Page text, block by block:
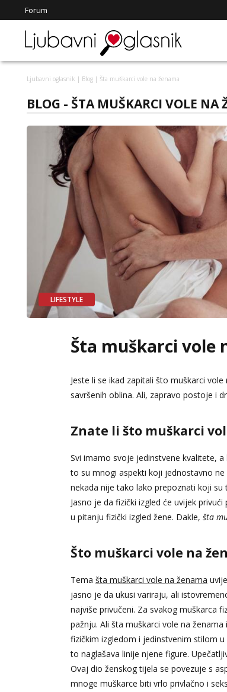
Forum
Ljubavni oglasnik | Blog | Šta muškarci vole na ženama
BLOG - ŠTA MUŠKARCI VOLE NA
LIFESTYLE
Šta muškarci vole
Jeste li se ikad zapitali što muškarci
savršenih oblina. Ali, zapravo postoje i
Znate li što muškarci
Svi imamo svoje jedinstvene kvalitete,
to su mnogi aspekti koji jednostavno
nekada nije tako lako prepoznati koji
Jasno je da fizički izgled će uvijek
u pitanju fizički izgled žene. Dakle, šta
Što muškarci vole na
Tema šta muškarci vole na ženama
jasno je da ukusi variraju, ali
najviše privučeni. Za svakog muškarca
pažnju. Ali šta muškarci vole na
fizičkim izgledom i jedinstvenim stilom
to naglašava linije njene figure.
Ovaj dio ženskog tijela se povezuje s
mnoge muškarce biti vrlo privlačno i